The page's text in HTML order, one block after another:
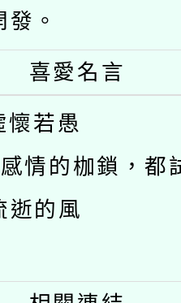
。
喜愛名言
懷若愚
情的枷鎖，都
逝的風